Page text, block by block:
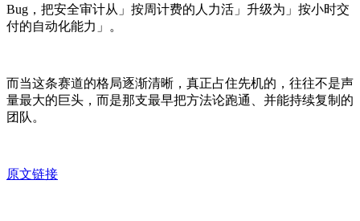
Bug，把安全审计从」按周计费的人力活」升级为」按小时交
付的自动化能力」。
而当这条赛道的格局逐渐清晰，真正占住先机的，往往不是声
量最大的巨头，而是那支最早把方法论跑通、并能持续复制的
团队。
原文链接